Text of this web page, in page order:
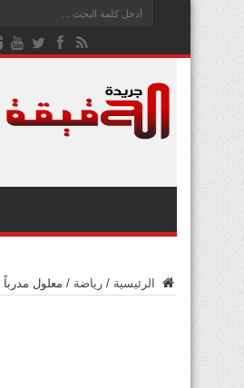
الرئيسية / رياضة / معلول مدرباً